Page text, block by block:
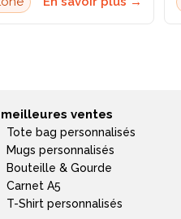
meilleures ventes
Tote bag personnalisés
Mugs personnalisés
Bouteille & Gourde
Carnet A5
T-Shirt personnalisés